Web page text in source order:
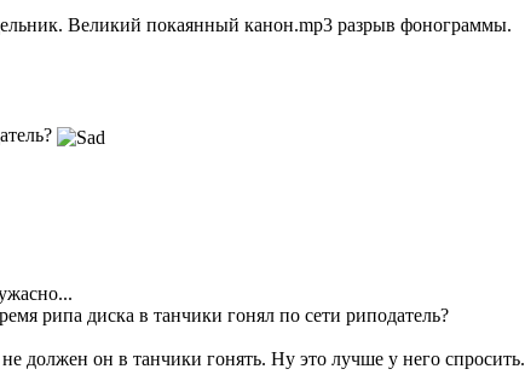
Великий покаянный канон.mp3 разрыв фонограммы.
рипа диска в танчики гонял по сети риподатель?
должен он в танчики гонять. Ну это лучше у него спросить.